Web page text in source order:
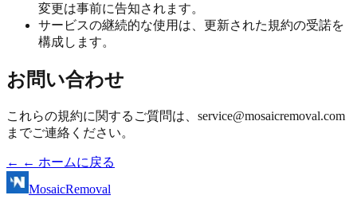
変更は事前に告知されます。
サービスの継続的な使用は、更新された規約の受諾を
構成します。
お問い合わせ
これらの規約に関するご質問は、 service@mosaicremoval.com
までご連絡ください。
← ← ホームに戻る
MosaicRemoval